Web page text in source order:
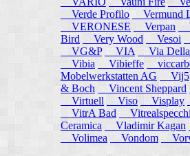
Verde Profilo
Vermund
VERONESE
Verpan
Bird
Very Wood Vesoi
VG&P
VIA Via Della
Vibia
Vibieffe
Mobelwerkstatten AG
Vij5
& Boch
Vincent Sheppard
Virtuell
Viso Visplay
VitrA Bad
Vitrealspecchi
Ceramica
Vladimir Kagan
Volimea
Vondom